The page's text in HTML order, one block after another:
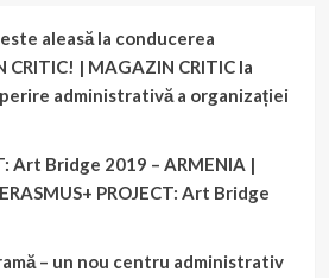
aleasă la conducerea
| MAGAZIN CRITICla
administrativă a organizației
Art Bridge 2019 – ARMENIA |
ERASMUS+ PROJECT: Art Bridge
– un nou centru administrativ